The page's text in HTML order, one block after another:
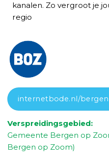
kanalen. Zo vergroot je
regio
internetbode.nl/
Verspreidingsgebied:
Gemeente Bergen op
Bergen op Zoom)